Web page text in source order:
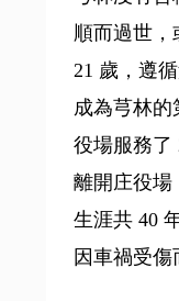
順而過世，
21 歲，遵
成為芎林的
役場服務了
離開庄役場
生涯共 40
因車禍受傷